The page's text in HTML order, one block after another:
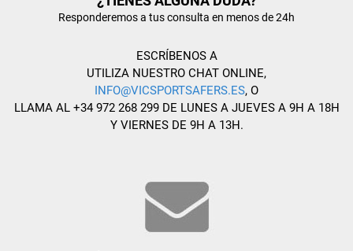
Responderemos a tus consulta en menos de 24h
ESCRÍBENOS A
UTILIZA NUESTRO CHAT ONLINE,
INFO@VICSPORTSAFERS.ES, O
LLAMA AL +34 972 268 299 DE LUNES A JUEVES A 9H A 18H
Y VIERNES DE 9H A 13H.